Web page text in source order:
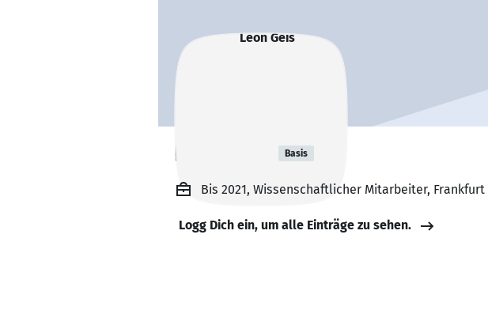
Leon Geis Basis
Bis 2021, Wissenschaftlicher Mitarbeiter,
Logg Dich ein, um alle Einträge zu sehen.